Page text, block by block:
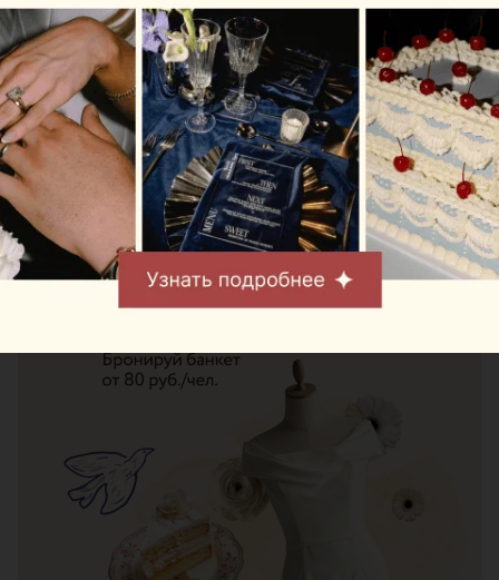
Возрастное ограничение: 0+
Другие интересные новости в нашем телеграм-
канале
Следите за нами в соцсетях